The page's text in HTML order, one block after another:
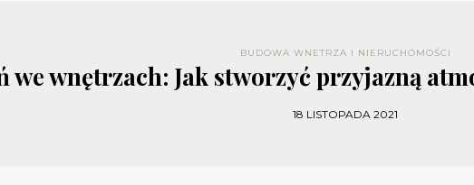
BUDOWA WNETRZA I NIERUCHOMOŚCI
we wnętrzach: Jak stworzyć przyjazną
18 LISTOPADA 2021